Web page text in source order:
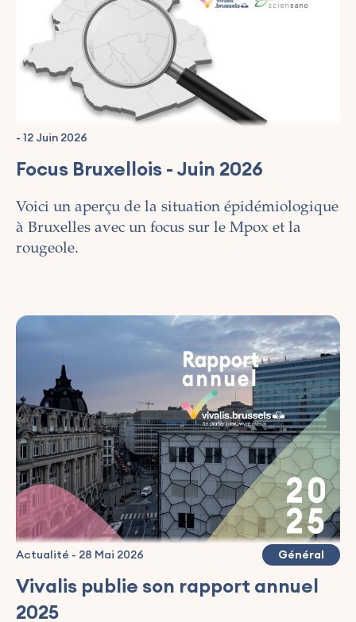
Focus Bruxellois - Juin 2026
- 12 Juin 2026
Voici un aperçu de la situation épidémiologique
à Bruxelles avec un focus sur le Mpox et la
rougeole.
Vivalis publie son rapport annuel
2025
Actualité - 28 Mai 2026 Général